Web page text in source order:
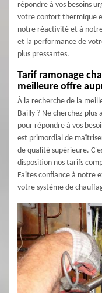
répondre à vos besoins
votre confort thermique
notre réactivité et à
et la performance de
plus pressantes.
Tarif ramonage
meilleure offre
À la recherche de la
Bailly ? Ne cherchez plus
pour répondre à vos
est primordial de
de qualité supérieure.
disposition nos tarifs
Faites confiance à notre
votre système de